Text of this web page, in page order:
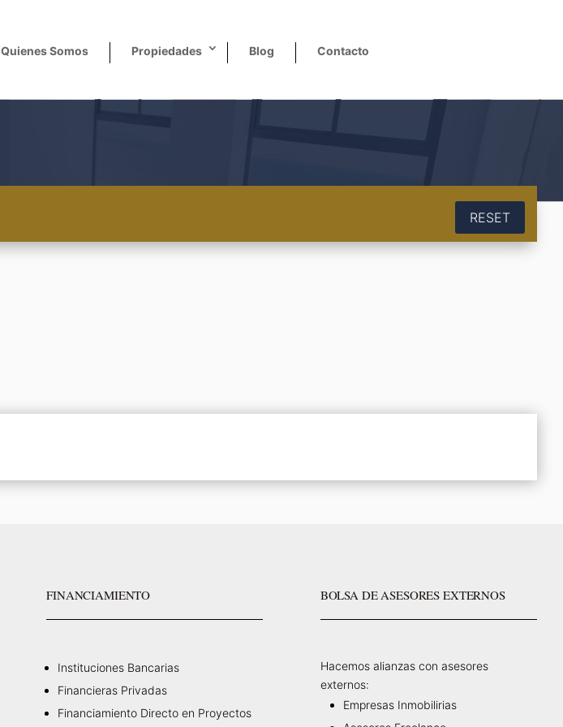
Quienes Somos Propiedades Blog Contacto
RESET
FINANCIAMIENTO
Instituciones Bancarias
Financieras Privadas
Financiamiento Directo en Proyectos
BOLSA DE ASESORES EXTERNOS
Hacemos alianzas con asesores
externos:
Empresas Inmobilirias